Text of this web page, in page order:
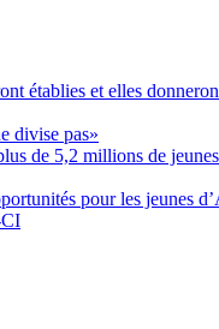
établies et elles
divise pas»
de 5,2 millions de
pour les jeunes